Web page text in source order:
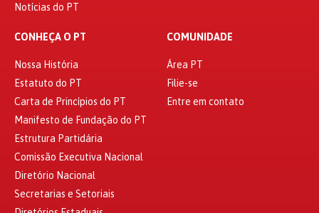
Notícias do PT
CONHEÇA O PT
Nossa História
Estatuto do PT
Carta de Princípios do PT
Manifesto de Fundação do PT
Estrutura Partidária
Comissão Executiva Nacional
Diretório Nacional
Secretarias e Setoriais
COMUNIDADE
Área PT
Filie-se
Entre em contato